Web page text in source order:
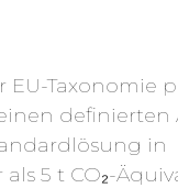
Taxonomie
definierten
in
5 t CO₂-